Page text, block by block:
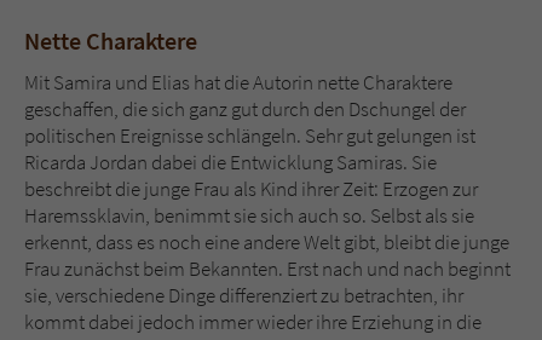
Nette Charaktere
Mit Samira und Elias hat die Autorin nette Charaktere
geschaffen, die sich ganz gut durch den Dschungel der
politischen Ereignisse schlängeln. Sehr gut gelungen ist
Ricarda Jordan dabei die Entwicklung Samiras. Sie
beschreibt die junge Frau als Kind ihrer Zeit: Erzogen zur
Haremssklavin, benimmt sie sich auch so. Selbst als sie
erkennt, dass es noch eine andere Welt gibt, bleibt die junge
Frau zunächst beim Bekannten. Erst nach und nach beginnt
sie, verschiedene Dinge differenziert zu betrachten, ihr
kommt dabei jedoch immer wieder ihre Erziehung in die